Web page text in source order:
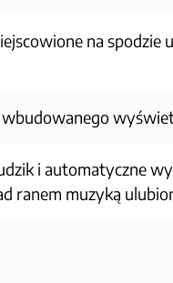
na spodzie
i automatyczne
ranem muzyką